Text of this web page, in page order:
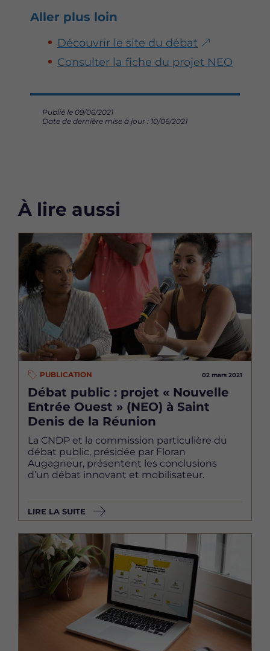
Aller plus loin
Découvrir le site du débat
Consulter la fiche du projet NEO
Publié le 09/06/2021
Date de dernière mise à jour : 10/06/2021
À lire aussi
Image
PUBLICATION 02 mars 2021
Débat public : projet « Nouvelle
Entrée Ouest » (NEO) à Saint
Denis de la Réunion
La CNDP et la commission particulière du
débat public, présidée par Floran
Augagneur, présentent les conclusions
d’un débat innovant et mobilisateur.
LIRE LA SUITE
Image